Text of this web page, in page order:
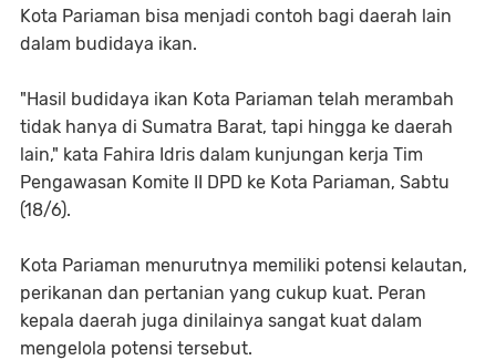
Kota Pariaman bisa menjadi contoh bagi daerah lain
dalam budidaya ikan.
"Hasil budidaya ikan Kota Pariaman telah merambah
tidak hanya di Sumatra Barat, tapi hingga ke daerah
lain," kata Fahira Idris dalam kunjungan kerja Tim
Pengawasan Komite II DPD ke Kota Pariaman, Sabtu
(18/6).
Kota Pariaman menurutnya memiliki potensi kelautan,
perikanan dan pertanian yang cukup kuat. Peran
kepala daerah juga dinilainya sangat kuat dalam
mengelola potensi tersebut.